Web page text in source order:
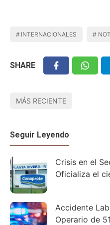
INTERNACIONALES
SHARE
MÁS RECIENTE
Seguir Leyendo
Crisis en el
Oficializa el
Accidente
Operario de